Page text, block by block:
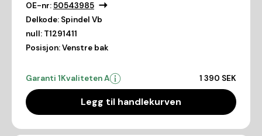
OE-nr:50543985
Delkode: Spindel Vb
null: T1291411
Posisjon:Venstre bak
Garanti 1Kvaliteten A 1 390 SEK
Legg til handlekurven